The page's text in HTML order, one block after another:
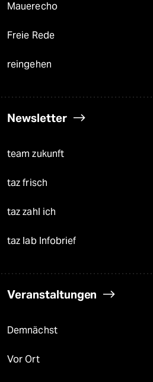
Mauerecho
Freie Rede
reingehen
Newsletter
team zukunft
taz frisch
taz zahl ich
taz lab Infobrief
Veranstaltungen
Demnächst
Vor Ort